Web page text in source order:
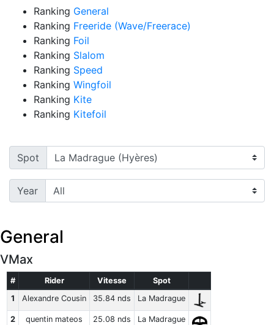
Ranking General
Ranking Freeride (Wave/Freerace)
Ranking Foil
Ranking Slalom
Ranking Speed
Ranking Wingfoil
Ranking Kite
Ranking Kitefoil
Spot
Year
General
VMax
# Rider Vitesse
Spot
1
Alexandre Cousin 35.84 nds La Madrague
2 quentin mateos 25.08 nds La Madrague